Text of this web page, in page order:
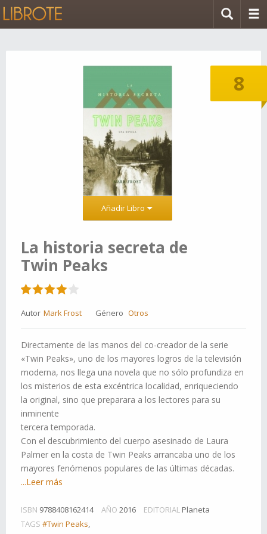
8
Añadir Libro
La historia secreta de
Twin Peaks
Autor Mark Frost Género Otros
Directamente de las manos del co-creador de la serie
«Twin Peaks», uno de los mayores logros de la televisión
moderna, nos llega una novela que no sólo profundiza en
los misterios de esta excéntrica localidad, enriqueciendo
la original, sino que preparara a los lectores para su
inminente
tercera temporada.
Con el descubrimiento del cuerpo asesinado de Laura
Palmer en la costa de Twin Peaks arrancaba uno de los
mayores fenómenos populares de las últimas décadas.
...Leer más
ISBN 9788408162414 AÑO 2016 EDITORIAL Planeta
TAGS #Twin Peaks,